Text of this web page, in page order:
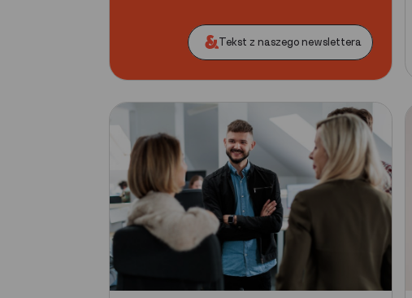
Tekst z naszego newslettera